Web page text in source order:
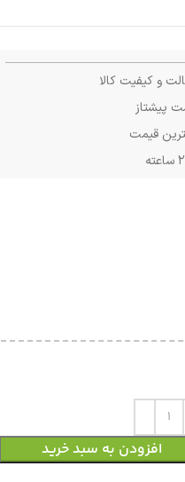
و کیفیت کالا
پیشتاز
قیمت
افزودن به سبد خرید